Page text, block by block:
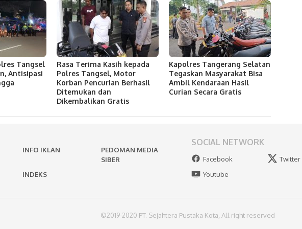
Tangsel
Antisipasi
Rasa Terima Kasih kepada
Polres Tangsel, Motor
Korban Pencurian Berhasil
Ditemukan dan
Dikembalikan Gratis
Kapolres Tangerang Selatan
Tegaskan Masyarakat Bisa
Ambil Kendaraan Hasil
Curian Secara Gratis
INFO IKLAN
PEDOMAN MEDIA
SIBER
INDEKS
SOCIAL NETWORK
Facebook Twitter
Youtube
©2019-2020 PT. Sejahtera Pustaka Kota, All right reserved